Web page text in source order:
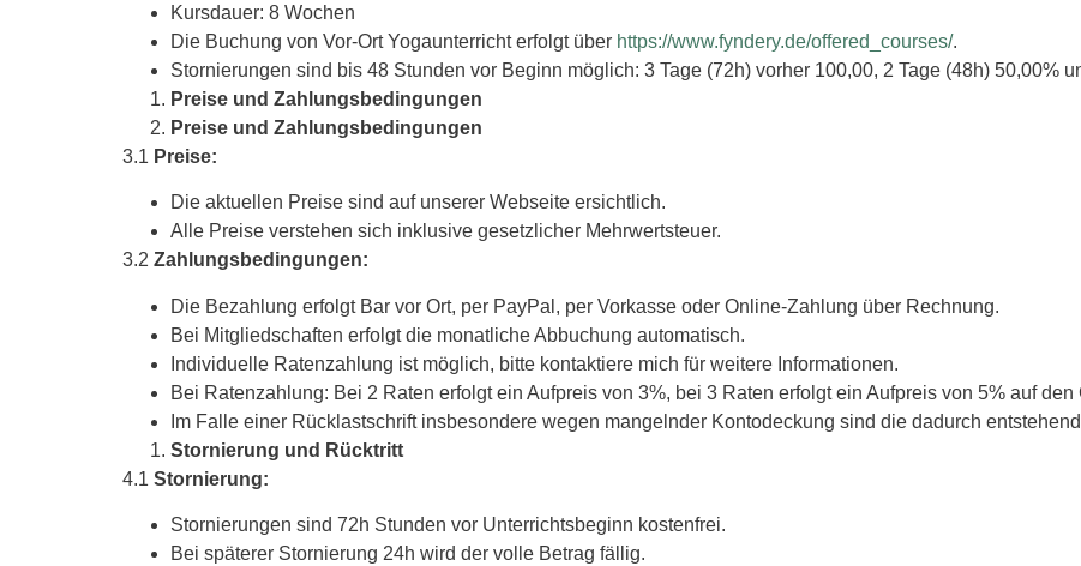
Kursdauer: 8 Wochen
Die Buchung von Vor-Ort Yogaunterricht erfolgt über https://www.fyndery.de/offered_courses/.
Stornierungen sind bis 48 Stunden vor Beginn möglich: 3 Tage (72h) vorher 100,00, 2 Tage (48h) 50,00%
Preise und Zahlungsbedingungen
Preise und Zahlungsbedingungen
3.1 Preise:
Die aktuellen Preise sind auf unserer Webseite ersichtlich.
Alle Preise verstehen sich inklusive gesetzlicher Mehrwertsteuer.
3.2 Zahlungsbedingungen:
Die Bezahlung erfolgt Bar vor Ort, per PayPal, per Vorkasse oder Online-Zahlung über Rechnung.
Bei Mitgliedschaften erfolgt die monatliche Abbuchung automatisch.
Individuelle Ratenzahlung ist möglich, bitte kontaktiere mich für weitere Informationen.
Bei Ratenzahlung: Bei 2 Raten erfolgt ein Aufpreis von 3%, bei 3 Raten erfolgt ein Aufpreis von 5% auf den
Im Falle einer Rücklastschrift insbesondere wegen mangelnder Kontodeckung sind die dadurch
Stornierung und Rücktritt
4.1 Stornierung:
Stornierungen sind 72h Stunden vor Unterrichtsbeginn kostenfrei.
Bei späterer Stornierung 24h wird der volle Betrag fällig.